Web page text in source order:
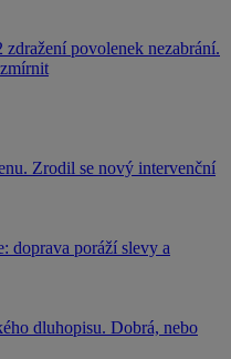
povolenek nezabrání.
Zrodil se nový intervenční
doprava poráží slevy a
dluhopisu. Dobrá, nebo